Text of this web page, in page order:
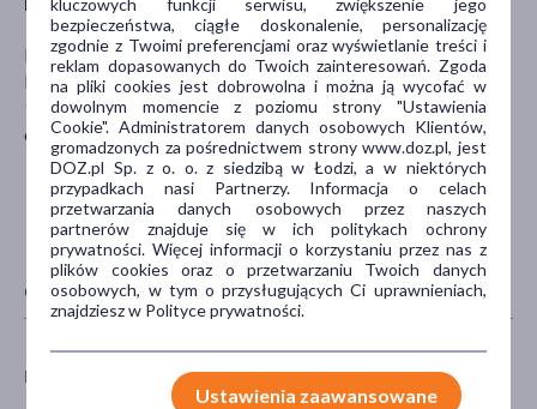
LABORATOIRE SVR SAS
La Tremblaie 2 rue de la Mare a Blot
91220 Le Plessis-Pâté
courrier@labo-svr.com
CECHY PRODUKTU
FILTRY PRZECIWSŁONECZNE PŁEĆ
kluczowych funkcji serwisu, zwiększenie jego
bezpieczeństwa, ciągłe doskonalenie, personalizację
zgodnie z Twoimi preferencjami oraz wyświetlanie treści i
reklam dopasowanych do Twoich zainteresowań. Zgoda
na pliki cookies jest dobrowolna i można ją wycofać w
dowolnym momencie z poziomu strony "Ustawienia
Cookie". Administratorem danych osobowych Klientów,
gromadzonych za pośrednictwem strony www.doz.pl, jest
DOZ.pl Sp. z o. o. z siedzibą w Łodzi, a w niektórych
przypadkach nasi Partnerzy. Informacja o celach
przetwarzania danych osobowych przez naszych
partnerów znajduje się w ich politykach ochrony
prywatności. Więcej informacji o korzystaniu przez nas z
plików cookies oraz o przetwarzaniu Twoich danych
osobowych, w tym o przysługujących Ci uprawnieniach,
znajdziesz w Polityce prywatności.
Ustawienia zaawansowane